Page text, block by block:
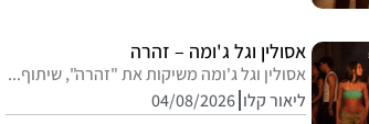
אסולין וגל ג'ומה – זהרה
אסולין וגל ג'ומה משיקות את "זהרה", שיתוף...
ליאור קלו 04/08/2026